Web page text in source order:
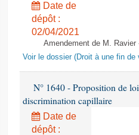
Comptes rendus des débats
Date de
dépôt :
02/04/2021
Amendement de M.
Voir le dossier (Droit à une fin de
N° 1640 - Proposition de
discrimination capillaire
Date de
dépôt :